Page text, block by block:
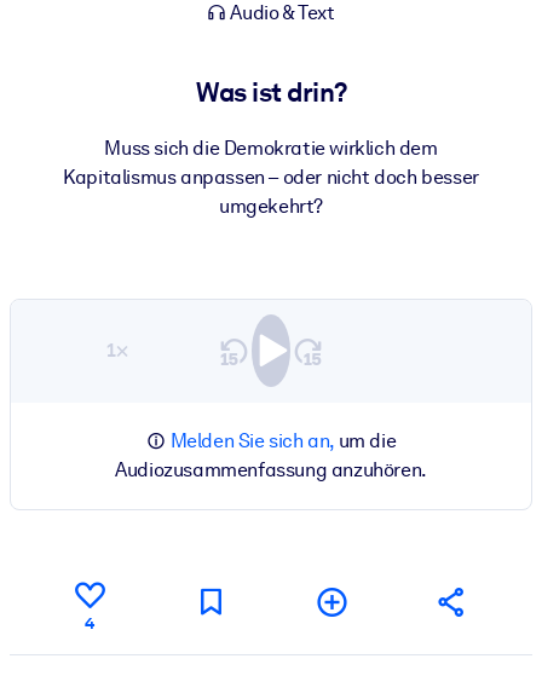
Ihrer KI-Systeme zu optimieren.
Audio & Text
Was ist drin?
Muss sich die Demokratie wirklich dem
Kapitalismus anpassen – oder nicht doch besser
umgekehrt?
1×
Melden Sie sich an,um die
Audiozusammenfassung anzuhören.
4